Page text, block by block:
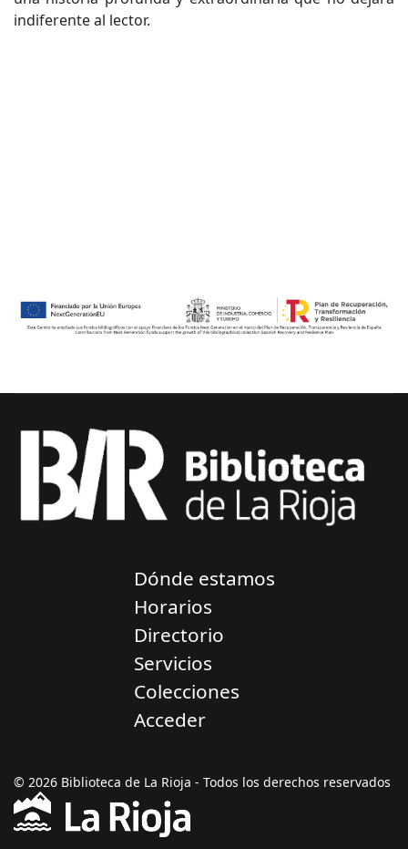
indiferente al lector.
Dónde estamos
Horarios
Directorio
Servicios
Colecciones
Acceder
© 2026 Biblioteca de La Rioja - Todos los derechos reservados